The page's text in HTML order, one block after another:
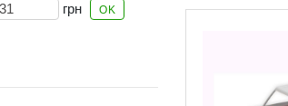
грн OK